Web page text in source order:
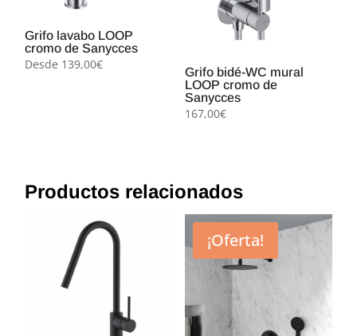
Grifo lavabo LOOP
cromo de Sanycces
Desde 139,00€
Grifo bidé-WC mural
LOOP cromo de
Sanycces
167,00€
Productos relacionados
¡Oferta!